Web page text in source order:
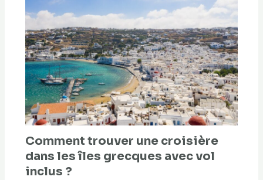
Comment trouver une croisière
dans les îles grecques avec vol
inclus ?